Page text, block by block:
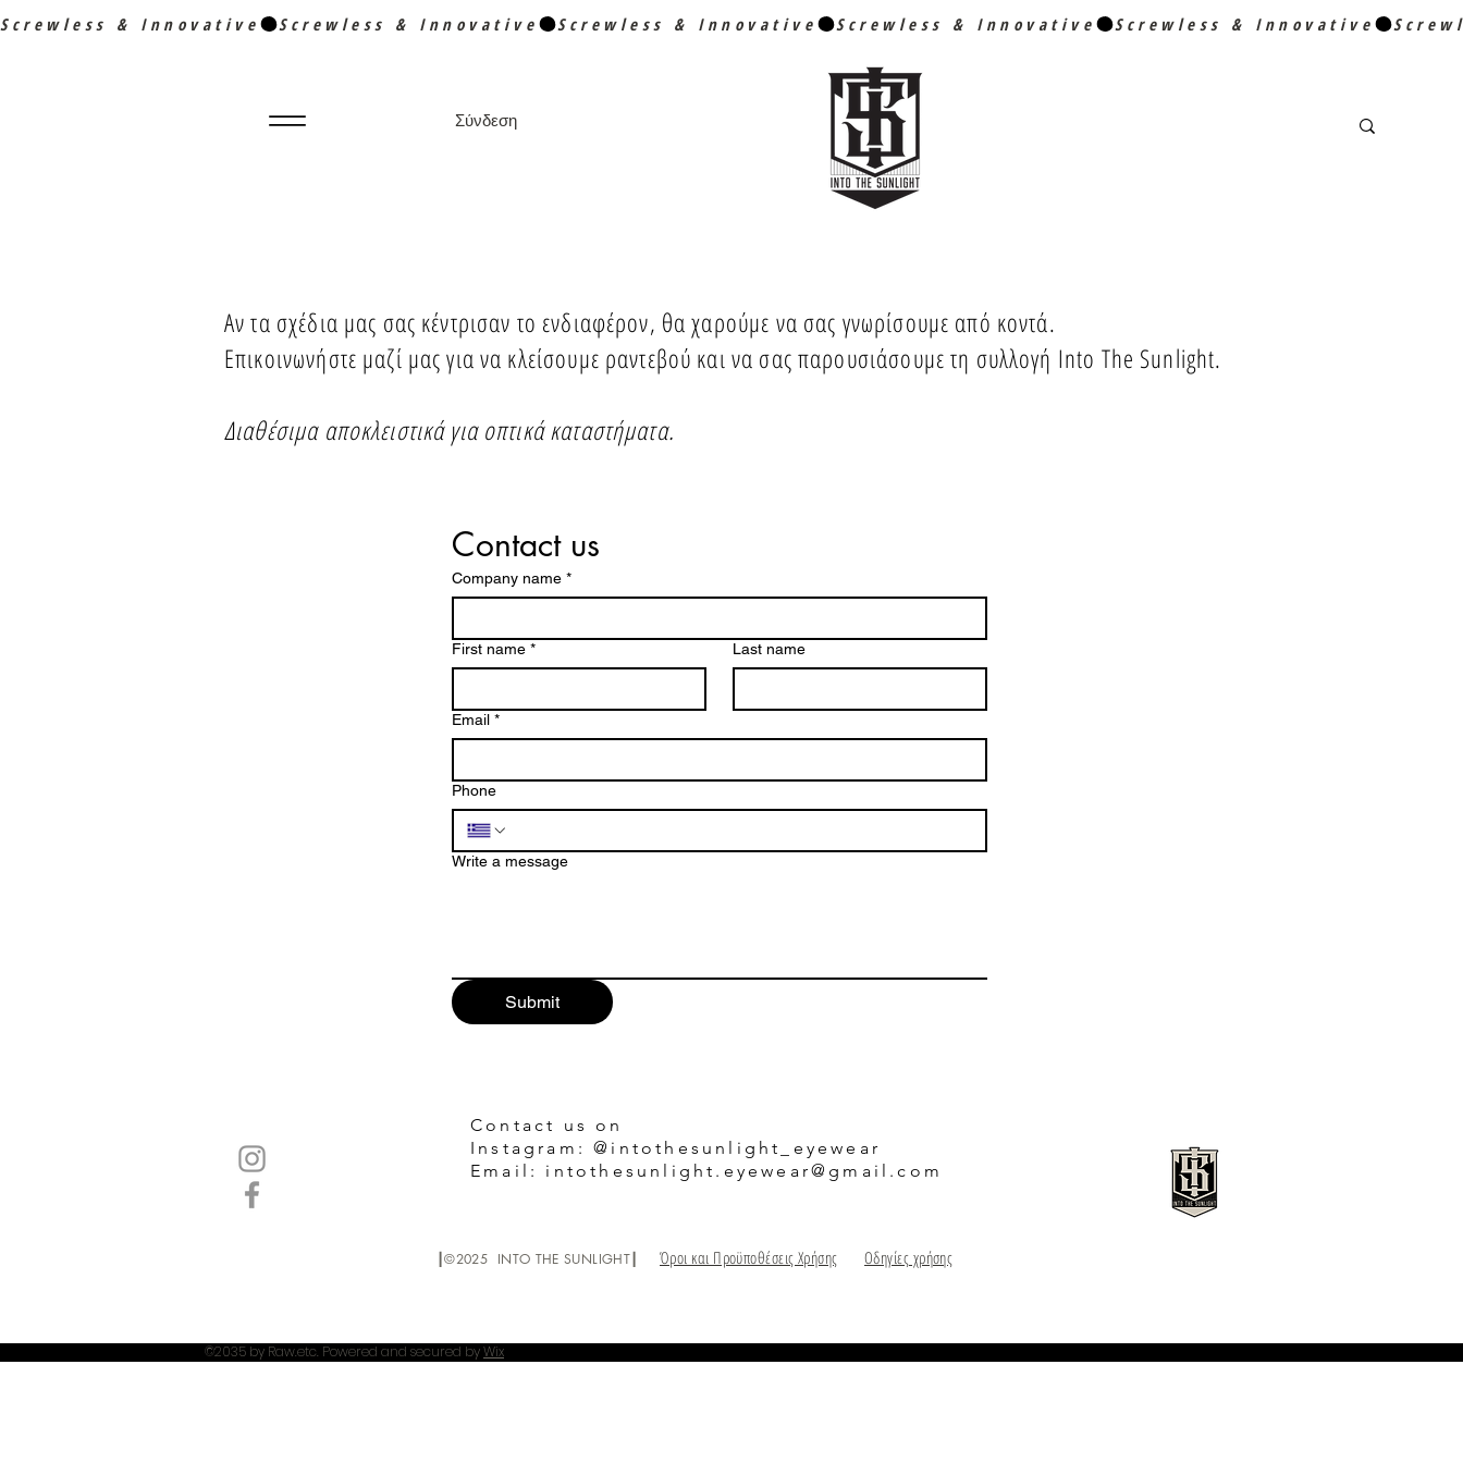
Screwless & Innovative
Σύνδεση
Αν τα σχέδια μας σας κέντρισαν το ενδιαφέρον, θα χαρούμε να σας γνωρίσουμε από κοντά.
Επικοινωνήστε μαζί μας για να κλείσουμε ραντεβού και να σας παρουσιάσουμε τη συλλογή Into The Sunlight.
Διαθέσιμα αποκλειστικά για οπτικά καταστήματα.
Contact us
Company name *
First name * Last name
Email *
Phone
Write a message
Submit
Contact us on
Instagram: @intothesunlight_eyewear
Email: intothesunlight.eyewear@gmail.com
┃©2025 INTO THE SUNLIGHT┃ Όροι και Προϋποθέσεις Χρήσης Οδηγίες χρήσης
©2035 by Raw.etc. Powered and secured byWix